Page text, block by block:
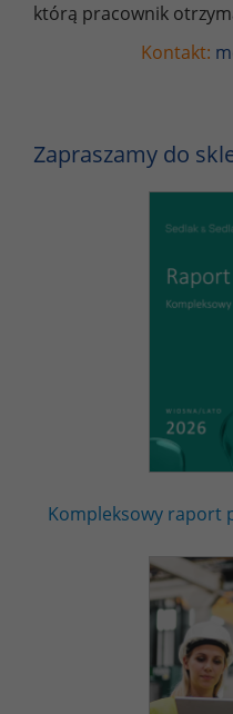
którą pracownik
Kontakt:
Zapraszamy do
Kompleksowy raport